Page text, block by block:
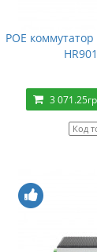
POE
3
Код